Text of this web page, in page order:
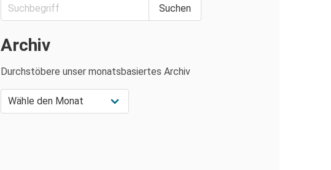
Archiv
Durchstöbere unser monatsbasiertes Archiv